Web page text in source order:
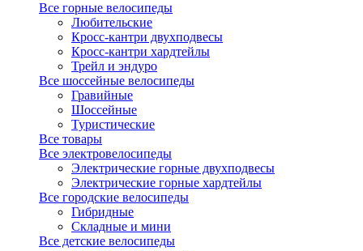
Все горные велосипеды
Любительские
Кросс-кантри двухподвесы
Кросс-кантри хардтейлы
Трейл и эндуро
Все шоссейные велосипеды
Гравийные
Шоссейные
Туристические
Все товары
Все электровелосипеды
Электрические горные двухподвесы
Электрические горные хардтейлы
Все городские велосипеды
Гибридные
Складные и мини
Все детские велосипеды